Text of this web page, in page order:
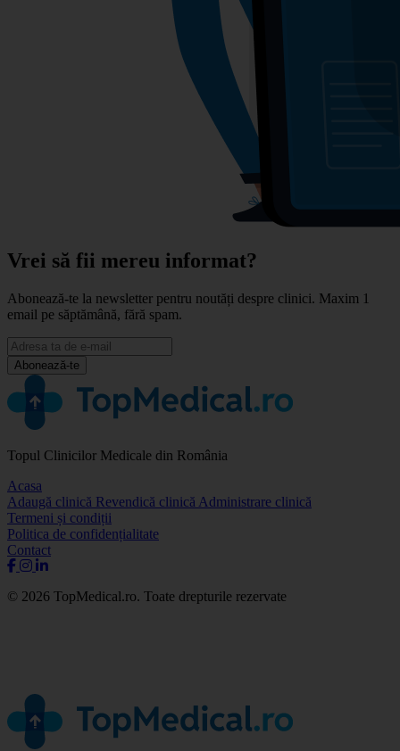
Vrei să fii mereu informat?
Abonează-te la newsletter pentru noutăți despre clinici. Maxim 1
email pe săptămână, fără spam.
Abonează-te
Topul Clinicilor Medicale din România
Acasa
Adaugă clinică Revendică clinică Administrare clinică
Termeni și condiții
Politica de confidențialitate
Contact
© 2026 TopMedical.ro. Toate drepturile rezervate